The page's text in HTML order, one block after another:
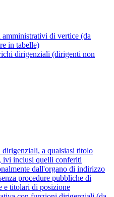
amministrativi di vertice (da
in tabelle)
dirigenziali (dirigenti non
dirigenziali, a qualsiasi titolo
ivi inclusi quelli conferiti
dall'organo di indirizzo
procedure pubbliche di
e titolari di posizione